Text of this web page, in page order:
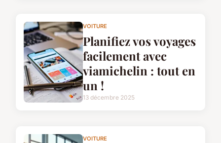
VOITURE
Planifiez vos voyages
facilement avec
viamichelin : tout en
un !
13 décembre 2025
VOITURE